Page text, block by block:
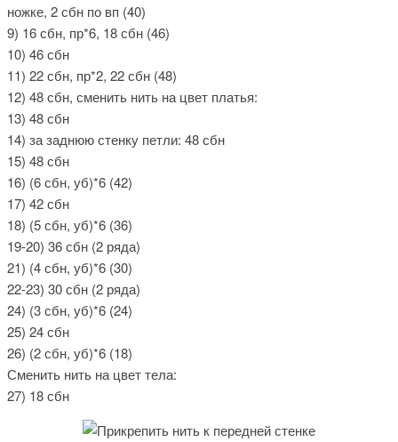
ножке, 2 сбн по вп (40)
9) 16 сбн, пр*6, 18 сбн (46)
10) 46 сбн
11) 22 сбн, пр*2, 22 сбн (48)
12) 48 сбн, сменить нить на цвет платья:
13) 48 сбн
14) за заднюю стенку петли: 48 сбн
15) 48 сбн
16) (6 сбн, уб)*6 (42)
17) 42 сбн
18) (5 сбн, уб)*6 (36)
19-20) 36 сбн (2 ряда)
21) (4 сбн, уб)*6 (30)
22-23) 30 сбн (2 ряда)
24) (3 сбн, уб)*6 (24)
25) 24 сбн
26) (2 сбн, уб)*6 (18)
Сменить нить на цвет тела:
27) 18 сбн